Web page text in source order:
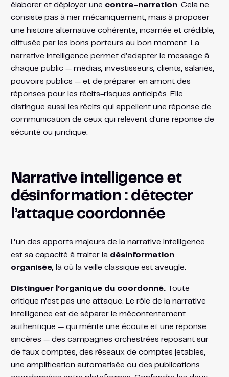
élaborer et déployer une contre-narration. Cela ne
consiste pas à nier mécaniquement, mais à proposer
une histoire alternative cohérente, incarnée et crédible,
diffusée par les bons porteurs au bon moment. La
narrative intelligence permet d’adapter le message à
chaque public — médias, investisseurs, clients, salariés,
pouvoirs publics — et de préparer en amont des
réponses pour les récits-risques anticipés. Elle
distingue aussi les récits qui appellent une réponse de
communication de ceux qui relèvent d’une réponse de
sécurité ou juridique.
Narrative intelligence et
désinformation : détecter
l’attaque coordonnée
L’un des apports majeurs de la narrative intelligence
est sa capacité à traiter la désinformation
organisée, là où la veille classique est aveugle.
Distinguer l’organique du coordonné.Toute
critique n’est pas une attaque. Le rôle de la narrative
intelligence est de séparer le mécontentement
authentique — qui mérite une écoute et une réponse
sincères — des campagnes orchestrées reposant sur
de faux comptes, des réseaux de comptes jetables,
une amplification automatisée ou des publications